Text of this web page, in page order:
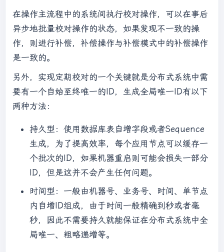
在操作主流程中的系统间执行校对操作，可以在事后
异步地批量校对操作的状态，如果发现不一致的操
作，则进行补偿，补偿操作与补偿模式中的补偿操作
是一致的。
另外，实现定期校对的一个关键就是分布式系统中需
要有一个自始至终唯一的ID，生成全局唯一ID有以下
两种方法：
持久型：使用数据库表自增字段或者Sequence
生成，为了提高效率，每个应用节点可以缓存一
个批次的ID，如果机器重启则可能会损失一部分
ID，但是这并不会产生任何问题。
时间型：一般由机器号、业务号、时间、单节点
内自增ID组成，由于时间一般精确到秒或者毫
秒，因此不需要持久就能保证在分布式系统中全
局唯一、粗略递增等。